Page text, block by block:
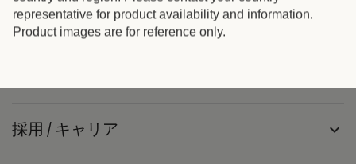
representative for product availability and information.
Product images are for reference only.
採用 / キャリア expand_more